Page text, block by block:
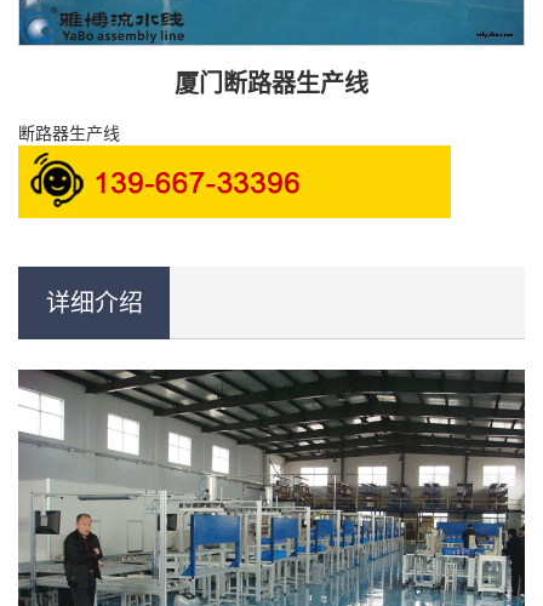
厦门断路器生产线
断路器生产线
详细介绍